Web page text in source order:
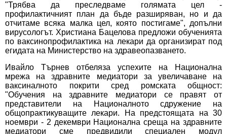
"Трябва да преследваме голямата цел -
профилактичният план да бъде разширяван, но и да
отчитаме всяка малка цел, която постигаме", допълни
вирусологът. Христиана Бацелова предложи обученията
по ваксинопрофилактика на лекари да организират под
егидата на Министерство на здравеопазването.
Ивайло Търнев отбеляза успехите на Национална
мрежа на здравните медиатори за увеличаване на
ваксиналното покрити сред ромската общност:
"Обучения на здравните медиатори се правят от
представители на Националното сдружение на
общопрактикуващите лекари. На предстоящата на 30
ноември - 2 декември Национална среща на здравните
медиатори сме предвидили специален модул